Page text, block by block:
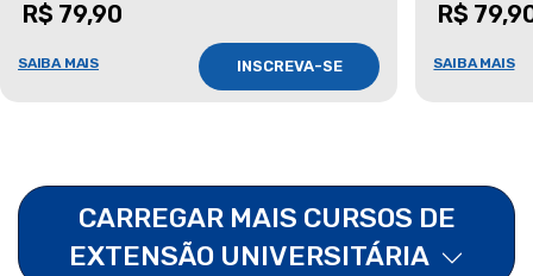
R$ 79,90
SAIBA MAIS INSCREVA-SE
R$
SAIBA MAIS
CARREGAR MAIS CURSOS DE
EXTENSÃO UNIVERSITÁRIA